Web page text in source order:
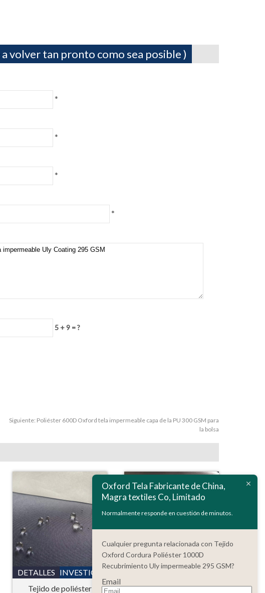
volver tan pronto como sea posible )
*
*
*
*
5 + 9 = ?
Siguiente: Poliéster 600D Oxford tela impermeable capa de la PU 300 GSM para
la bolsa
DETALLES INVESTIGACIÓN
Tejido de poliéster
DETALLES
Poliéster 150D Ripstop
Oxford Tela Fabricante de China,
Magra textiles Co, Limitado
Normalmente responde en cuestión de minutos.
Cualquier pregunta relacionada con Tejido
Oxford Cordura Poliéster 1000D
Recubrimiento Uly impermeable 295 GSM?
Email